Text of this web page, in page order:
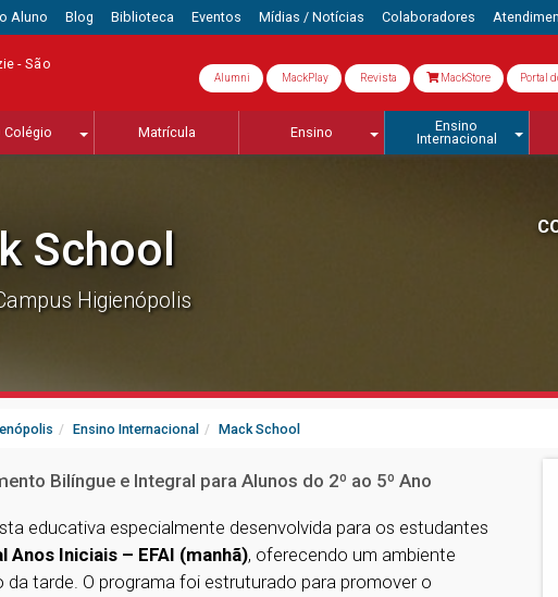
Aluno Blog Biblioteca Eventos Mídias / Notícias Colaboradores
- São
Alumni MackPlay Revista MackStore Portal
Colégio Matrícula Ensino
Ensino
Internacional
School
Higienópolis
Ensino Internacional Mack School
Bilíngue e Integral para Alunos do 2º ao 5º Ano
educativa especialmente desenvolvida para os estudantes
Anos Iniciais – EFAI (manhã), oferecendo um ambiente
da tarde. O programa foi estruturado para promover o